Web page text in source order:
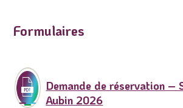
Formulaires
Demande de réservation –
Aubin 2026